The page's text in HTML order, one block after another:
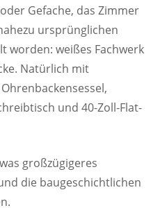
Gefache, das Zimmer
ursprünglichen
worden: weißes Fachwerk
Natürlich mit
und 40-Zoll-Flat-
großzügigeres
die baugeschichtlichen